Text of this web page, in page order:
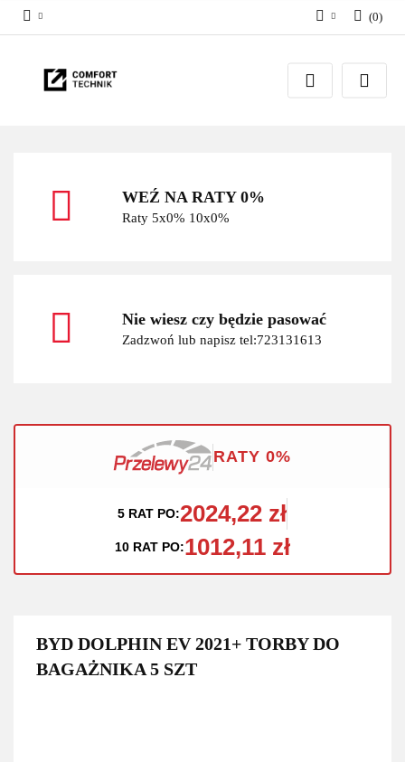
Zaloguj się
Zarejestruj się
(0)
WEŹ NA RATY 0%
Raty 5x0% 10x0%
Nie wiesz czy będzie pasować
Zadzwoń lub napisz tel:723131613
RATY 0%
5 RAT PO:2024,22 zł
10 RAT PO:1012,11 zł
BYD DOLPHIN EV 2021+ TORBY DO
BAGAŻNIKA 5 SZT